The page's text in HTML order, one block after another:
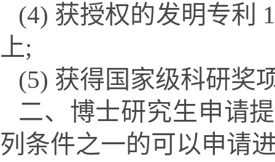
(4) 获授权的发明专利
上;
(5) 获得国家级科研奖
二、博士研究生申请
列条件之一的可以申请